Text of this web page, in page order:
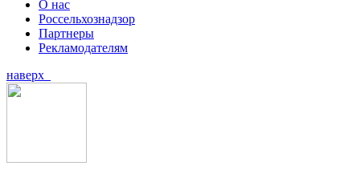
О нас
Россельхознадзор
Партнеры
Рекламодателям
наверх